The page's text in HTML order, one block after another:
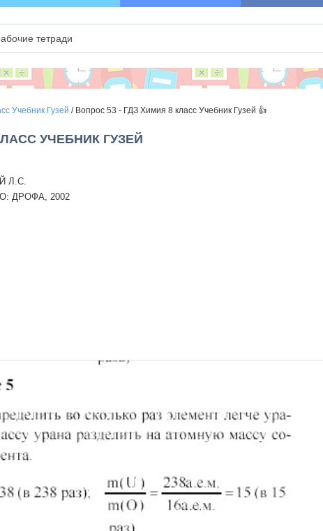
Учебник Гузей / Вопрос 53 - ГДЗ Химия 8 класс Учебник Гузей 👍
УЧЕБНИК ГУЗЕЙ
Л.С.
ДРОФА, 2002